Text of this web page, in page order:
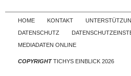
Skip
HOME KONTAKT
DATENSCHUTZ
MEDIADATEN ONLINE
COPYRIGHTTICHYS EINBLICK 2026